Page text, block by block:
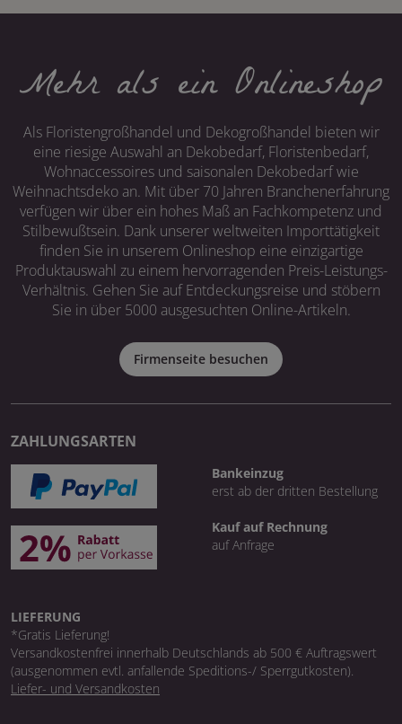
Mehr als ein Onlineshop
Als Floristengroßhandel und Dekogroßhandel bieten wir
eine riesige Auswahl an Dekobedarf, Floristenbedarf,
Wohnaccessoires und saisonalen Dekobedarf wie
Weihnachtsdeko an. Mit über 70 Jahren Branchenerfahrung
verfügen wir über ein hohes Maß an Fachkompetenz und
Stilbewußtsein. Dank unserer weltweiten Importtätigkeit
finden Sie in unserem Onlineshop eine einzigartige
Produktauswahl zu einem hervorragenden Preis-Leistungs-
Verhältnis. Gehen Sie auf Entdeckungsreise und stöbern
Sie in über 5000 ausgesuchten Online-Artikeln.
Firmenseite besuchen
ZAHLUNGSARTEN
Bankeinzug
erst ab der dritten Bestellung
Kauf auf Rechnung
auf Anfrage
LIEFERUNG
*Gratis Lieferung!
Versandkostenfrei innerhalb Deutschlands ab 500 € Auftragswert
(ausgenommen evtl. anfallende Speditions-/ Sperrgutkosten).
Liefer- und Versandkosten